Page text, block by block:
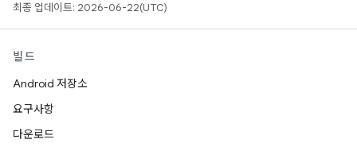
최종 업데이트: 2026-06-22(UTC)
빌드
Android 저장소
요구사항
다운로드